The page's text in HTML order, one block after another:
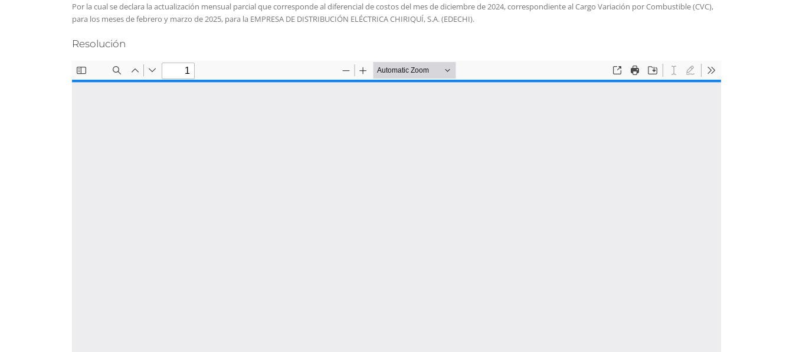
Por la cual se declara la actualización mensual parcial que corresponde al diferencial de costos del mes de diciembre de 2024, correspondiente al Cargo Variación por Combustible (CVC),
para los meses de febrero y marzo de 2025, para la EMPRESA DE DISTRIBUCIÓN ELÉCTRICA CHIRIQUÍ, S.A. (EDECHI).
Resolución